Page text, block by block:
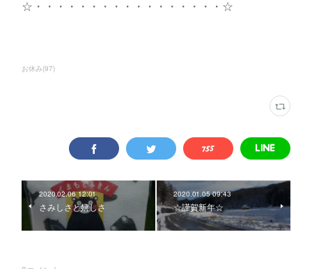
☆・・・・・・・・・・・・・・・・・☆
お休み(97)
2020.02.06 12:01
さみしさと嬉しさ
2020.01.05 09:43
☆謹賀新年☆